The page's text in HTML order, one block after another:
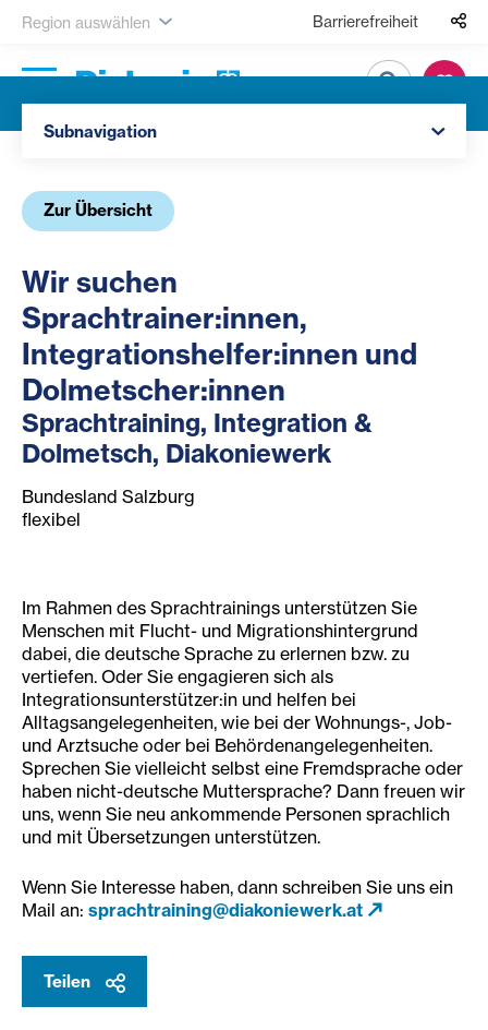
Region auswählen Barrierefreiheit
Subnavigation
Zur Übersicht
Wir suchen
Sprachtrainer:innen,
Integrationshelfer:innen und
Dolmetscher:innen
Sprachtraining, Integration &
Dolmetsch, Diakoniewerk
Bundesland Salzburg
flexibel
Im Rahmen des Sprachtrainings unterstützen Sie
Menschen mit Flucht- und Migrationshintergrund
dabei, die deutsche Sprache zu erlernen bzw. zu
vertiefen. Oder Sie engagieren sich als
Integrationsunterstützer:in und helfen bei
Alltagsangelegenheiten, wie bei der Wohnungs-, Job-
und Arztsuche oder bei Behördenangelegenheiten.
Sprechen Sie vielleicht selbst eine Fremdsprache oder
haben nicht-deutsche Muttersprache? Dann freuen wir
uns, wenn Sie neu ankommende Personen sprachlich
und mit Übersetzungen unterstützen.
Wenn Sie Interesse haben, dann schreiben Sie uns ein
Mail an: sprachtraining@diakoniewerk.at
Teilen